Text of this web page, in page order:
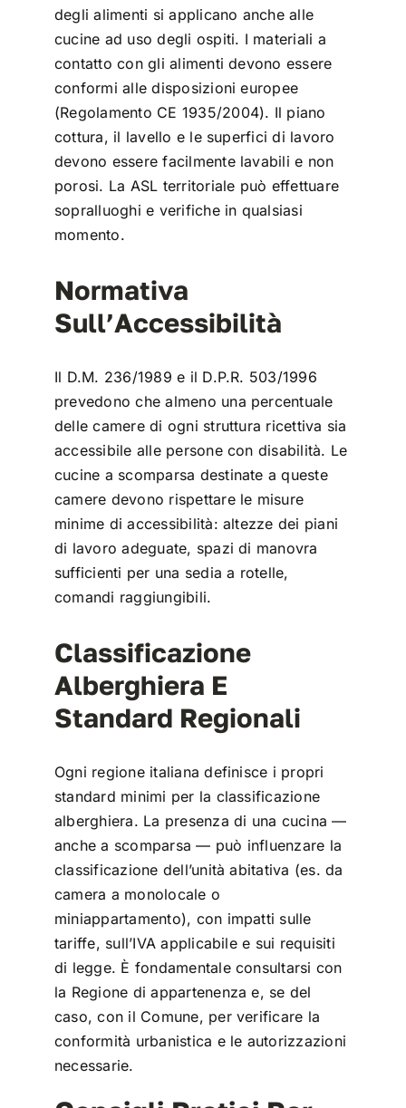
degli alimenti si applicano anche alle
cucine ad uso degli ospiti. I materiali a
contatto con gli alimenti devono essere
conformi alle disposizioni europee
(Regolamento CE 1935/2004). Il piano
cottura, il lavello e le superfici di lavoro
devono essere facilmente lavabili e non
porosi. La ASL territoriale può effettuare
sopralluoghi e verifiche in qualsiasi
momento.
Normativa
Sull’Accessibilità
Il D.M. 236/1989 e il D.P.R. 503/1996
prevedono che almeno una percentuale
delle camere di ogni struttura ricettiva sia
accessibile alle persone con disabilità. Le
cucine a scomparsa destinate a queste
camere devono rispettare le misure
minime di accessibilità: altezze dei piani
di lavoro adeguate, spazi di manovra
sufficienti per una sedia a rotelle,
comandi raggiungibili.
Classificazione
Alberghiera E
Standard Regionali
Ogni regione italiana definisce i propri
standard minimi per la classificazione
alberghiera. La presenza di una cucina —
anche a scomparsa — può influenzare la
classificazione dell’unità abitativa (es. da
camera a monolocale o
miniappartamento), con impatti sulle
tariffe, sull’IVA applicabile e sui requisiti
di legge. È fondamentale consultarsi con
la Regione di appartenenza e, se del
caso, con il Comune, per verificare la
conformità urbanistica e le autorizzazioni
necessarie.